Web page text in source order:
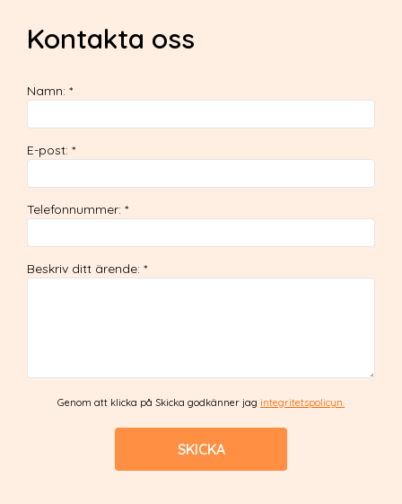
Kontakta oss
Namn: *
E-post: *
Telefonnummer: *
Beskriv ditt ärende: *
Genom att klicka på Skicka godkänner jag integritetspolicyn.
SKICKA